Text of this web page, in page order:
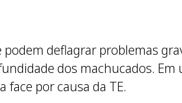
deflagrar problemas
dos machucados.
por causa da TE.